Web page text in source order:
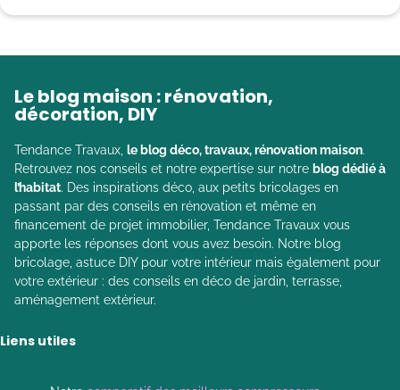
Le blog maison : rénovation,
décoration, DIY
Tendance Travaux, le blog déco, travaux, rénovation maison.
Retrouvez nos conseils et notre expertise sur notre blog dédié à
l’habitat. Des inspirations déco, aux petits bricolages en
passant par des conseils en rénovation et même en
financement de projet immobilier, Tendance Travaux vous
apporte les réponses dont vous avez besoin. Notre blog
bricolage, astuce DIY pour votre intérieur mais également pour
votre extérieur : des conseils en déco de jardin, terrasse,
aménagement extérieur.
Liens utiles